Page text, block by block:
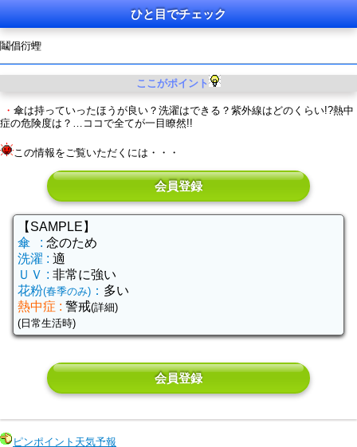
ひと目でチェック
鬮倡衍蟶
ここがポイント
・ 傘は持っていったほうが良い？洗濯はできる？紫外線はどのくらい!?熱中
症の危険度は？…ココで全てが一目瞭然!!
この情報をご覧いただくには・・・
会員登録
【SAMPLE】
傘 :念のため
洗濯 :適
ＵＶ :非常に強い
花粉(春季のみ) ： 多い
熱中症 :警戒(詳細)
(日常生活時)
会員登録
ピンポイント天気予報